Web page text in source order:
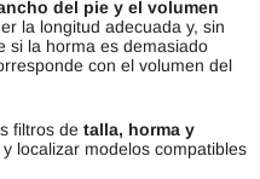
del pie y el volumen
la longitud adecuada y, sin
si la horma es demasiado
con el volumen del
filtros de talla, horma y
localizar modelos compatibles